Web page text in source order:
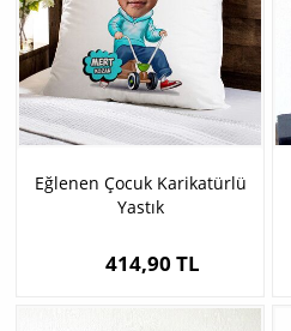
Eğlenen Çocuk Karikatürlü
Yastık
414,90 TL